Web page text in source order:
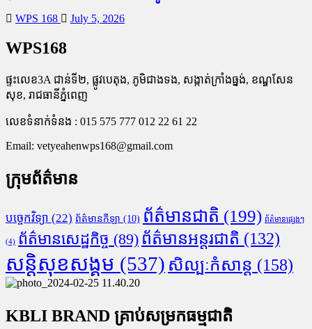
WPS 168 July 5, 2026
WPS168
ផ្ទះលេខ3A ជាន់ទី២, ផ្លូវបេតុង, ភូមិជាងទង, សង្កាត់ក្រាំងធ្នង់, ខណ្ឌសែន
សុខ, រាជធានីភ្នំពេញ
លេខទំនាក់ទំនង : 015 575 777 012 22 61 22
Email: vetyeahenwps168@gmail.com
ក្រុមព័ត៌មាន
បច្ចេកវិទ្យា (22) ព័ត៌មានកីឡា (10) ព័ត៌មានជាតិ (199) ព័ត៌មានផ្សេងៗ
(4) ព័ត៌មានសេដ្ឋកិច្ច (89) ព័ត៌មានអន្តរជាតិ (132)
សន្តិសុខសង្គម (537) សិល្បៈកំសាន្ត (158)
KBLI BRAND គ្រាប់សម្រកធម្មជាតិ